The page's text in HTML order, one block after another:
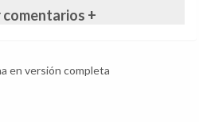
+
en versión completa